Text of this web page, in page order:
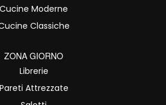
Cucine Moderne
Classiche
ZONA GIORNO
Librerie
Pareti Attrezzate